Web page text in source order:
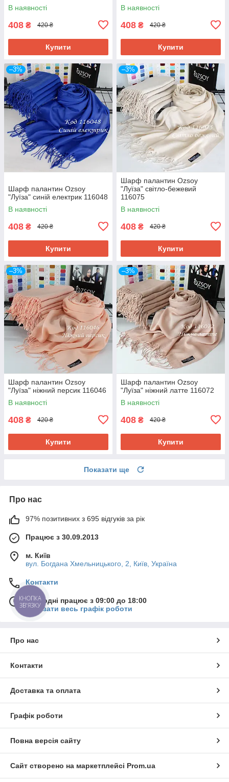
В наявності
408 ₴ 420 ₴
Купити
В наявності
408 ₴ 420 ₴
Купити
–3%
Шарф палантин Ozsoy
"Луїза" синій електрик 116048
В наявності
408 ₴ 420 ₴
Купити
–3%
Шарф палантин Ozsoy
"Луїза" світло-бежевий
116075
В наявності
408 ₴ 420 ₴
Купити
–3%
Шарф палантин Ozsoy
"Луїза" ніжний персик 116046
В наявності
408 ₴ 420 ₴
Купити
–3%
Шарф палантин Ozsoy
"Луїза" ніжний латте 116072
В наявності
408 ₴ 420 ₴
Купити
Показати ще
Про нас
97% позитивних з 695 відгуків за рік
Працює з 30.09.2013
м. Київ
вул. Богдана Хмельницького, 2, Київ, Україна
Контакти
Сьогодні працює з 09:00 до 18:00
Показати весь графік роботи
Про нас
Контакти
Доставка та оплата
Графік роботи
Повна версія сайту
Сайт створено на маркетплейсі Prom.ua
КНОПКА
ЗВ'ЯЗКУ